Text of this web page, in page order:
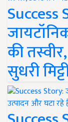
की
सुधरी